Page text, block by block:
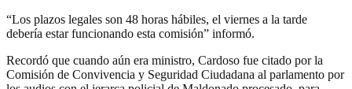
“Los plazos legales son 48 horas hábiles, el viernes a la tarde
debería estar funcionando esta comisión” informó.
Recordó que cuando aún era ministro, Cardoso fue citado por la
Comisión de Convivencia y Seguridad Ciudadana al parlamento por